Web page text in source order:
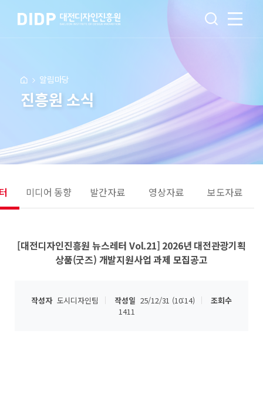
알림마당
진흥원 소식
미디어 동향 발간자료 영상자료 보도자료
[대전디자인진흥원 뉴스레터 Vol.21] 2026년 대전관광기획
상품(굿즈) 개발지원사업 과제 모집공고
작성자 도시디자인팀 작성일 25/12/31 (10:14)
조회수
1411